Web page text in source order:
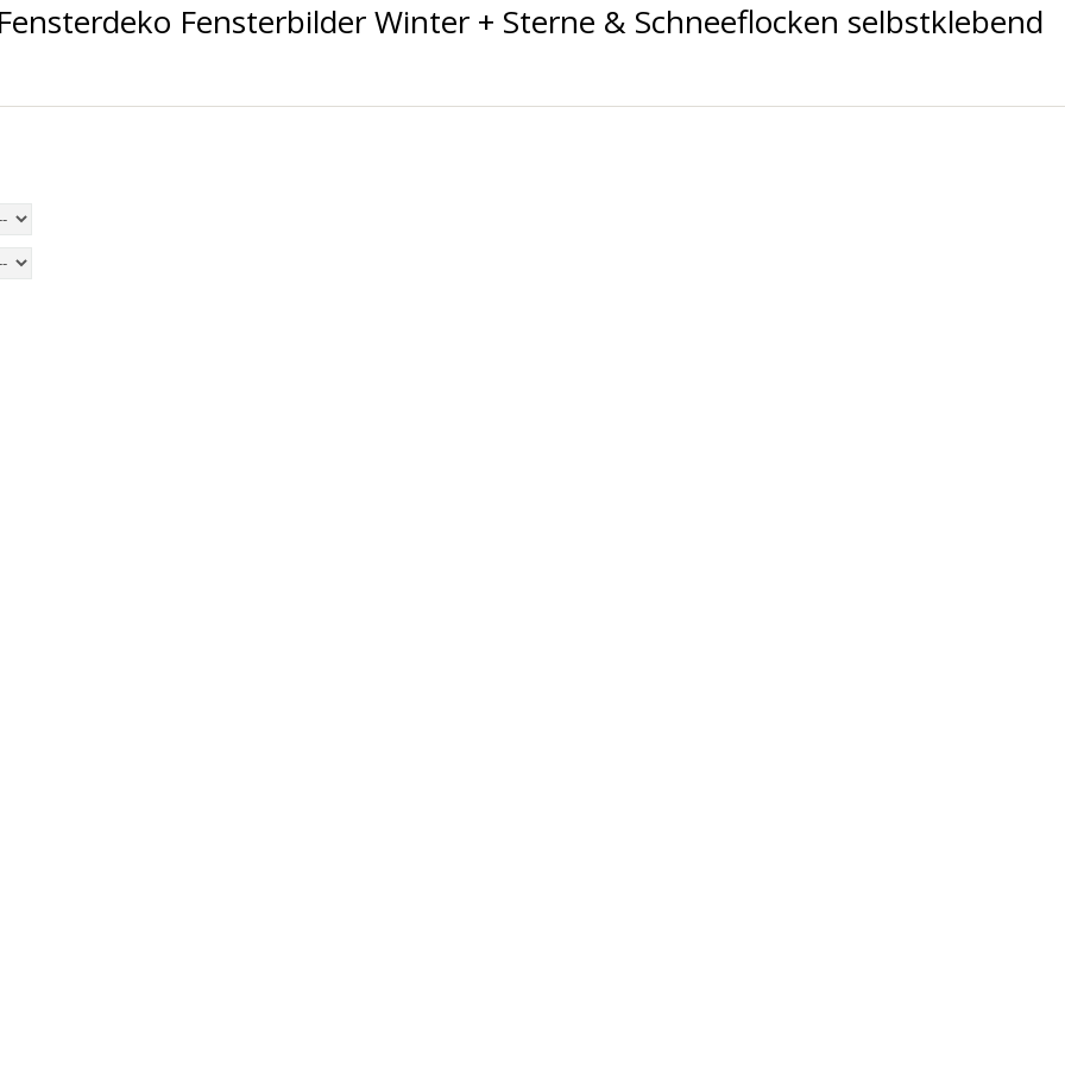
Fensterbilder Winter + Sterne & Schneeflocken selbstklebend